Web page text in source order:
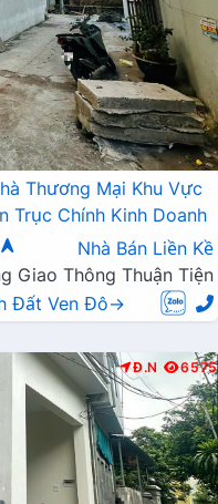
Thương Mại Khu Vực
Trục Chính Kinh Doanh
Nhà Bán Liền Kề
Giao Thông Thuận Tiện
Đất Ven Đô→
Đ.N 6575